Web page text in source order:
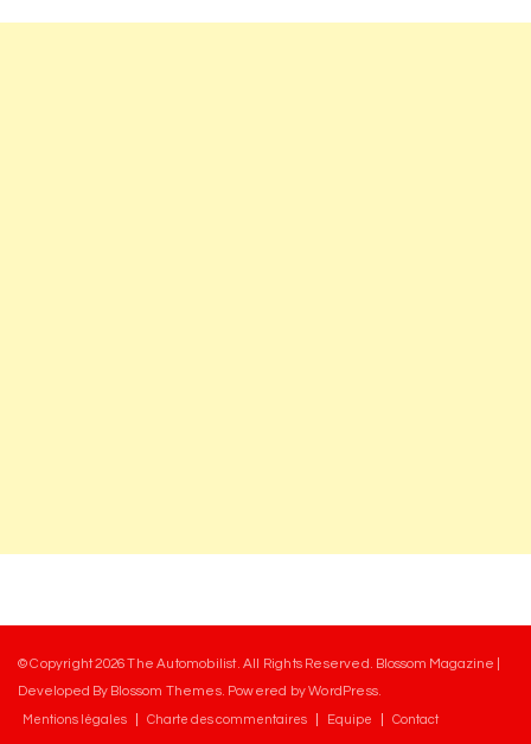
© Copyright 2026The Automobilist. All Rights Reserved. Blossom Magazine |
Developed By Blossom Themes. Powered byWordPress
Mentions légales Charte des commentaires Equipe Contact